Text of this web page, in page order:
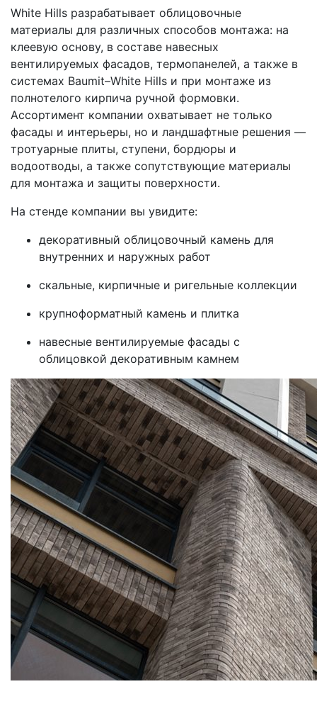
White Hills разрабатывает облицовочные
материалы для различных способов монтажа: на
клеевую основу, в составе навесных
вентилируемых фасадов, термопанелей, а также в
системах Baumit–White Hills и при монтаже из
полнотелого кирпича ручной формовки.
Ассортимент компании охватывает не только
фасады и интерьеры, но и ландшафтные решения —
тротуарные плиты, ступени, бордюры и
водоотводы, а также сопутствующие материалы
для монтажа и защиты поверхности.
На стенде компании вы увидите:
декоративный облицовочный камень для
внутренних и наружных работ
скальные, кирпичные и ригельные коллекции
крупноформатный камень и плитка
навесные вентилируемые фасады с
облицовкой декоративным камнем